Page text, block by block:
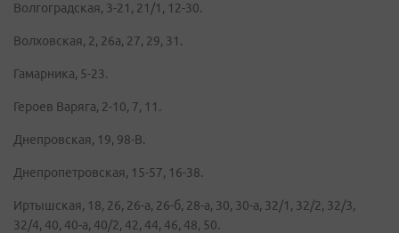
Волгоградская, 3-21, 21/1, 12-30.
Волховская, 2, 26а, 27, 29, 31.
Гамарника, 5-23.
Героев Варяга, 2-10, 7, 11.
Днепровская, 19, 98-В.
Днепропетровская, 15-57, 16-38.
Иртышская, 18, 26, 26-а, 26-б, 28-а, 30, 30-а, 32/1, 32/2, 32/3,
32/4, 40, 40-а, 40/2, 42, 44, 46, 48, 50.